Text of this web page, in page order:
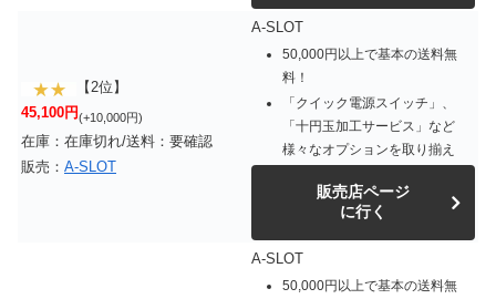
【2位】
45,100円(+10,000円)
在庫：在庫切れ/送料：要確認
販売： A-SLOT
A-SLOT
50,000円以上で基本の送料無
料！
「クイック電源スイッチ」、
「十円玉加工サービス」など
様々なオプションを取り揃え
販売店ページ
に行く
A-SLOT
50,000円以上で基本の送料無